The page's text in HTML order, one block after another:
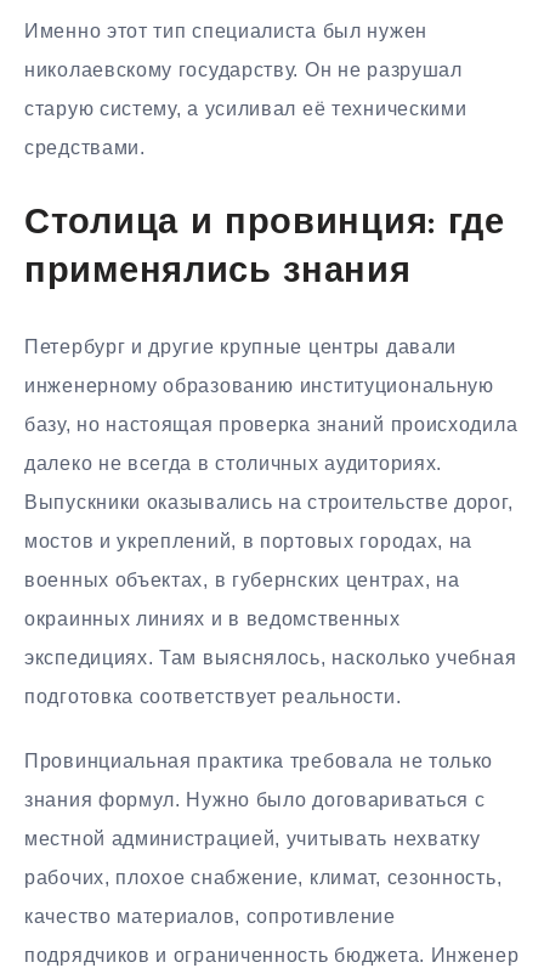
Именно этот тип специалиста был нужен
николаевскому государству. Он не разрушал
старую систему, а усиливал её техническими
средствами.
Столица и провинция: где
применялись знания
Петербург и другие крупные центры давали
инженерному образованию институциональную
базу, но настоящая проверка знаний происходила
далеко не всегда в столичных аудиториях.
Выпускники оказывались на строительстве дорог,
мостов и укреплений, в портовых городах, на
военных объектах, в губернских центрах, на
окраинных линиях и в ведомственных
экспедициях. Там выяснялось, насколько учебная
подготовка соответствует реальности.
Провинциальная практика требовала не только
знания формул. Нужно было договариваться с
местной администрацией, учитывать нехватку
рабочих, плохое снабжение, климат, сезонность,
качество материалов, сопротивление
подрядчиков и ограниченность бюджета. Инженер